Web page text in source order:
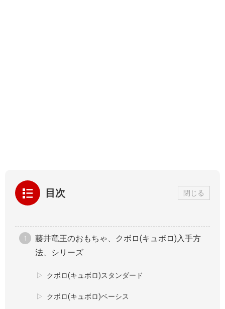
目次 閉じる
藤井竜王のおもちゃ、クボロ(キュボロ)入手方
法、シリーズ
クボロ(キュボロ)スタンダード
クボロ(キュボロ)ベーシス